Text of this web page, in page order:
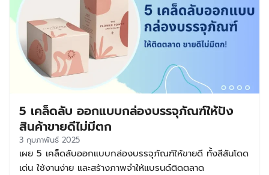
5 เคล็ดลับ ออกแบบกล่องบรรจุภัณฑ์ให้ปัง
สินค้าขายดีไม่มีตก
3 กุมภาพันธ์ 2025
เผย 5 เคล็ดลับออกแบบกล่องบรรจุภัณฑ์ให้ขายดี ทั้งสีสันโดด
เด่น ใช้งานง่าย และสร้างภาพจำให้แบรนด์ติดตลาด